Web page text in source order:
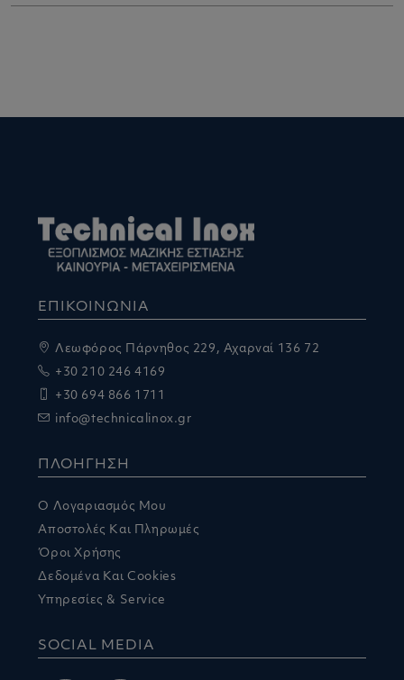
ΕΠΙΚΟΙΝΩΝΙΑ
Λεωφόρος Πάρνηθος 229, Αχαρναί 136 72
+30 210 246 4169
+30 694 866 1711
info@technicalinox.gr
ΠΛΟΗΓΗΣΗ
Ο Λογαριασμός Μου
Αποστολές Και Πληρωμές
Όροι Χρήσης
Δεδομένα Και Cookies
Υπηρεσίες & Service
SOCIAL MEDIA